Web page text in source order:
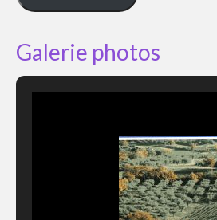
Galerie photos